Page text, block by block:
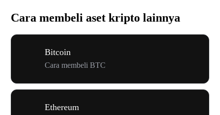
Cara membeli aset kripto lainnya
Bitcoin
Cara membeli BTC
Ethereum